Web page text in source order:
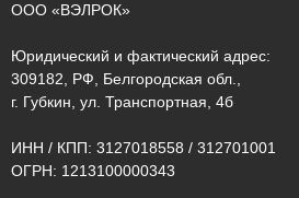
ООО «ВЭЛРОК»
Юридический и фактический адрес:
309182, РФ, Белгородская обл.,
г. Губкин, ул. Транспортная, 4б
ИНН / КПП: 3127018558 / 312701001
ОГРН: 1213100000343